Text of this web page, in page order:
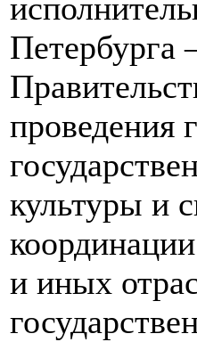
Петербурга
проведения
культуры и
и иных